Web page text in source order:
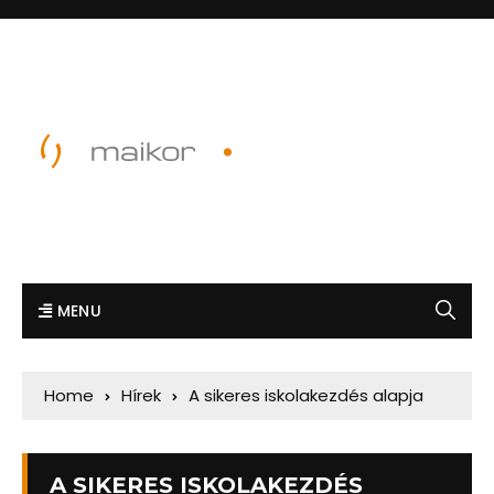
MENU
Home Hírek A sikeres iskolakezdés alapja
A SIKERES ISKOLAKEZDÉS